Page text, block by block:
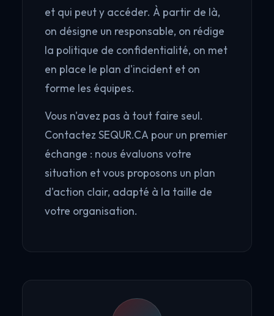
et qui peut y accéder. À partir de là,
on désigne un responsable, on rédige
la politique de confidentialité, on met
en place le plan d'incident et on
forme les équipes.
Vous n'avez pas à tout faire seul.
Contactez SEQUR.CA pour un premier
échange : nous évaluons votre
situation et vous proposons un plan
d'action clair, adapté à la taille de
votre organisation.